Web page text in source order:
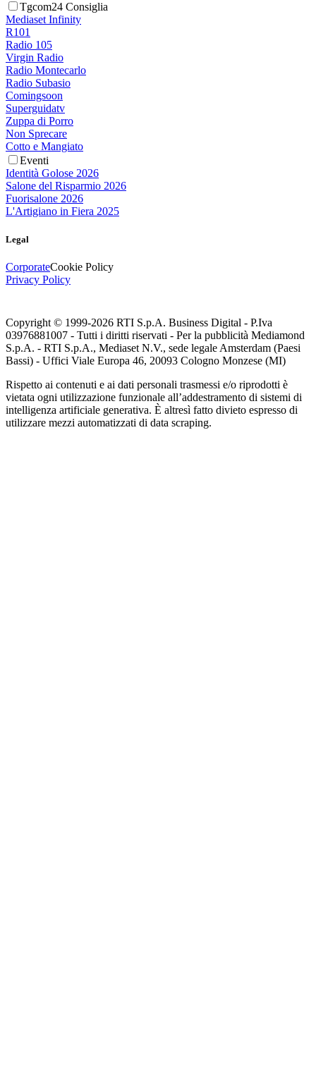
Tgcom24 Consiglia
Mediaset Infinity
R101
Radio 105
Virgin Radio
Radio Montecarlo
Radio Subasio
Comingsoon
Superguidatv
Zuppa di Porro
Non Sprecare
Cotto e Mangiato
Eventi
Identità Golose 2026
Salone del Risparmio 2026
Fuorisalone 2026
L'Artigiano in Fiera 2025
Legal
CorporateCookie Policy
Privacy Policy
Copyright © 1999-2026 RTI S.p.A. Business Digital - P.Iva
03976881007 - Tutti i diritti riservati - Per la pubblicità Mediamond
S.p.A. - RTI S.p.A., Mediaset N.V., sede legale Amsterdam (Paesi
Bassi) - Uffici Viale Europa 46, 20093 Cologno Monzese (MI)
Rispetto ai contenuti e ai dati personali trasmessi e/o riprodotti è
vietata ogni utilizzazione funzionale all’addestramento di sistemi di
intelligenza artificiale generativa. È altresì fatto divieto espresso di
utilizzare mezzi automatizzati di data scraping.